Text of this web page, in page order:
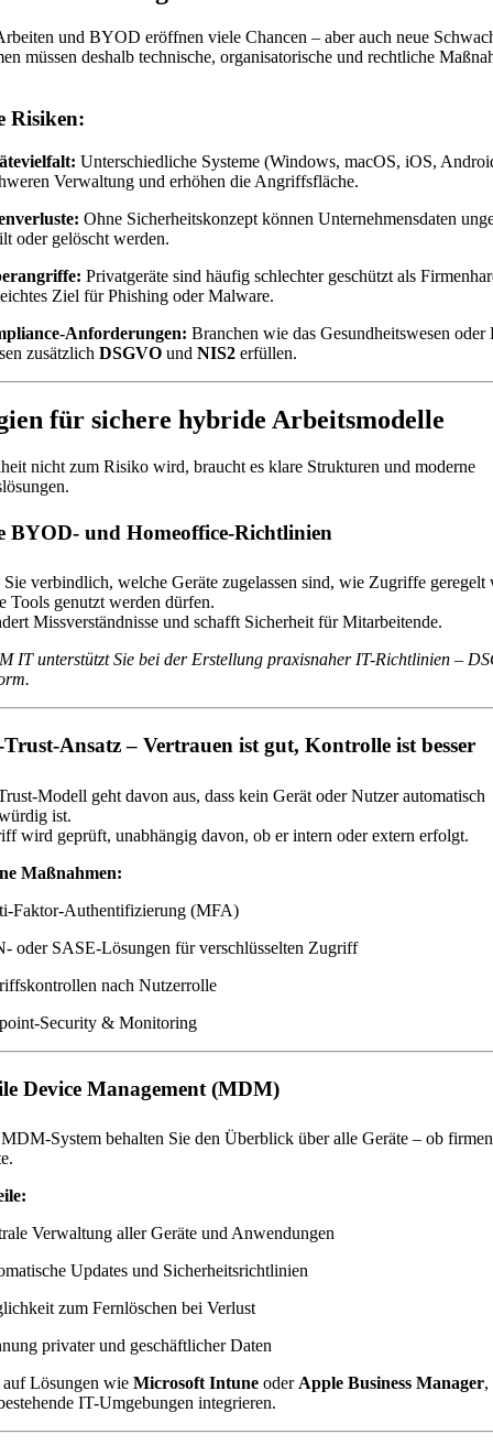
und BYOD eröffnen viele Chancen – aber auch neue
müssen deshalb technische, organisatorische und rechtliche
Risiken:
Unterschiedliche Systeme (Windows, macOS, iOS,
Verwaltung und erhöhen die Angriffsfläche.
Ohne Sicherheitskonzept können Unternehmensdaten
oder gelöscht werden.
Privatgeräte sind häufig schlechter geschützt als
Ziel für Phishing oder Malware.
Anforderungen: Branchen wie das Gesundheitswesen oder
zusätzlich DSGVO und NIS2 erfüllen.
für sichere hybride Arbeitsmodelle
nicht zum Risiko wird, braucht es klare Strukturen und moderne
BYOD- und Homeoffice-Richtlinien
verbindlich, welche Geräte zugelassen sind, wie Zugriffe geregelt
Tools genutzt werden dürfen.
Missverständnisse und schafft Sicherheit für Mitarbeitende.
IT unterstützt Sie bei der Erstellung praxisnaher IT-Richtlinien –
Ansatz – Vertrauen ist gut, Kontrolle ist besser
Modell geht davon aus, dass kein Gerät oder Nutzer automatisch
ist.
wird geprüft, unabhängig davon, ob er intern oder extern erfolgt.
Maßnahmen:
Faktor-Authentifizierung (MFA)
oder SASE-Lösungen für verschlüsselten Zugriff
nach Nutzerrolle
Security & Monitoring
Device Management (MDM)
System behalten Sie den Überblick über alle Geräte – ob
Verwaltung aller Geräte und Anwendungen
Updates und Sicherheitsrichtlinien
zum Fernlöschen bei Verlust
privater und geschäftlicher Daten
auf Lösungen wie Microsoft Intune oder Apple Business Manager,
IT-Umgebungen integrieren.